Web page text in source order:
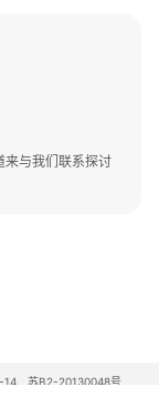
来与我们联系探讨
14
苏B2-20130048号